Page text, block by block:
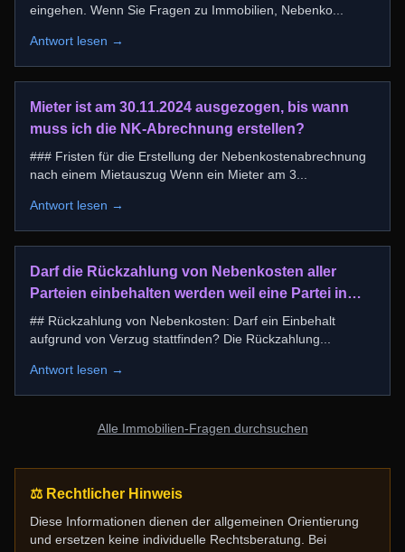
eingehen. Wenn Sie Fragen zu Immobilien, Nebenko
Antwort lesen →
Mieter ist am 30.11.2024 ausgezogen, bis wann
muss ich die NK-Abrechnung erstellen?
### Fristen für die Erstellung der Nebenkostenabrechnung
nach einem Mietauszug Wenn ein Mieter am 3
Antwort lesen →
Darf die Rückzahlung von Nebenkosten aller
Parteien einbehalten werden weil eine Partei in
verzug ist?
## Rückzahlung von Nebenkosten: Darf ein Einbehalt
aufgrund von Verzug stattfinden? Die Rückzahlung
Antwort lesen →
Alle Immobilien-Fragen durchsuchen
⚖️ Rechtlicher Hinweis
Diese Informationen dienen der allgemeinen Orientierung
und ersetzen keine individuelle Rechtsberatung. Bei